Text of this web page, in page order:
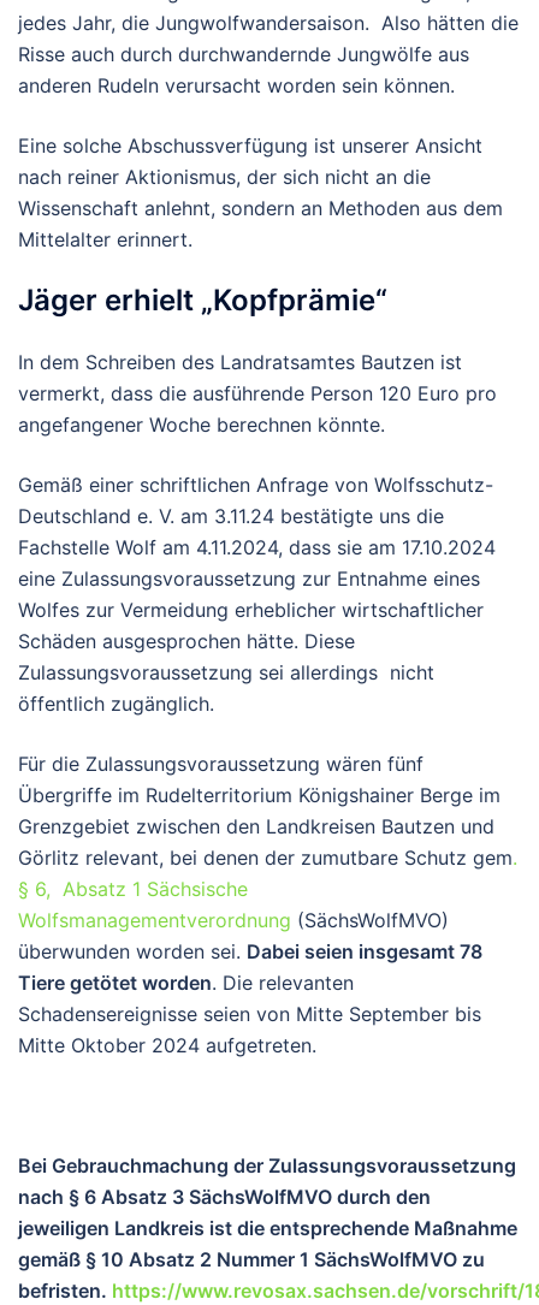
jedes Jahr, die Jungwolfwandersaison. Also hätten die
Risse auch durch durchwandernde Jungwölfe aus
anderen Rudeln verursacht worden sein können.
Eine solche Abschussverfügung ist unserer Ansicht
nach reiner Aktionismus, der sich nicht an die
Wissenschaft anlehnt, sondern an Methoden aus dem
Mittelalter erinnert.
Jäger erhielt „Kopfprämie“
In dem Schreiben des Landratsamtes Bautzen ist
vermerkt, dass die ausführende Person 120 Euro pro
angefangener Woche berechnen könnte.
Gemäß einer schriftlichen Anfrage von Wolfsschutz-
Deutschland e. V. am 3.11.24 bestätigte uns die
Fachstelle Wolf am 4.11.2024, dass sie am 17.10.2024
eine Zulassungsvoraussetzung zur Entnahme eines
Wolfes zur Vermeidung erheblicher wirtschaftlicher
Schäden ausgesprochen hätte. Diese
Zulassungsvoraussetzung sei allerdings nicht
öffentlich zugänglich.
Für die Zulassungsvoraussetzung wären fünf
Übergriffe im Rudelterritorium Königshainer Berge im
Grenzgebiet zwischen den Landkreisen Bautzen und
Görlitz relevant, bei denen der zumutbare Schutz gem.
§ 6, Absatz 1 Sächsische
Wolfsmanagementverordnung (SächsWolfMVO)
überwunden worden sei. Dabei seien insgesamt 78
Tiere getötet worden. Die relevanten
Schadensereignisse seien von Mitte September bis
Mitte Oktober 2024 aufgetreten.
Bei Gebrauchmachung der Zulassungsvoraussetzung
nach § 6 Absatz 3 SächsWolfMVO durch den
jeweiligen Landkreis ist die entsprechende Maßnahme
gemäß § 10 Absatz 2 Nummer 1 SächsWolfMVO zu
befristen. https://www.revosax.sachsen.de/vorschrift/